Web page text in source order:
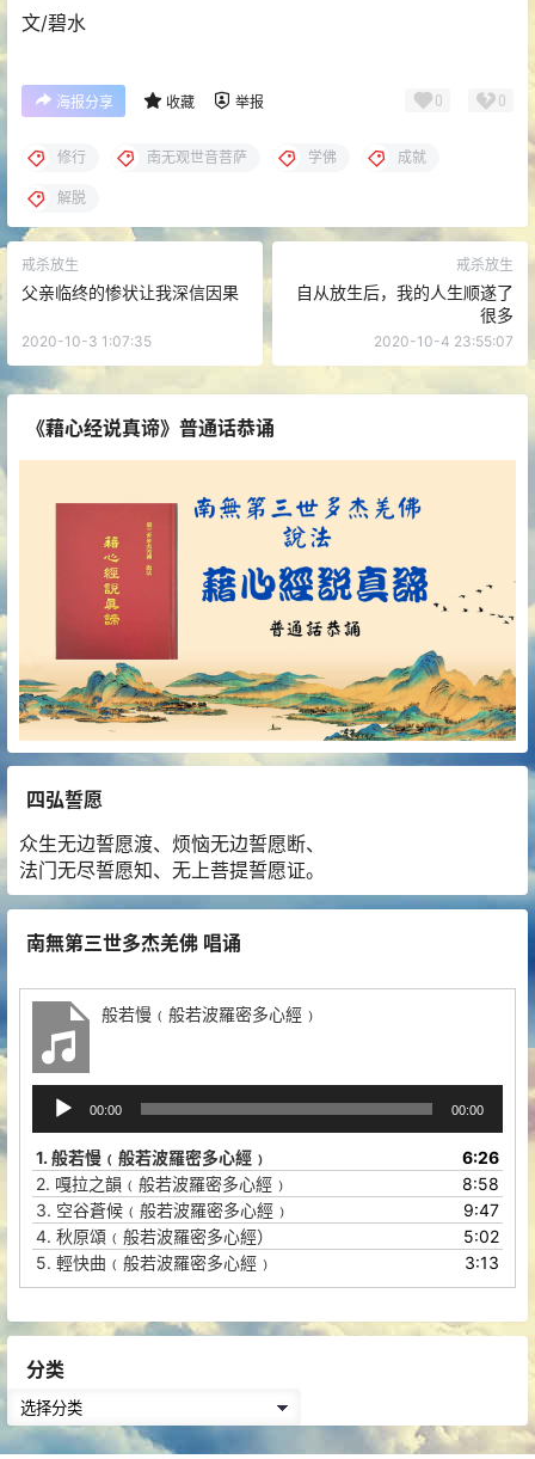
文/碧水
海报分享 收藏 举报 0 0
修行 南无观世音菩萨 学佛 成就
解脱
戒杀放生
父亲临终的惨状让我深信因果
2020-10-3 1:07:35
戒杀放生
自从放生后，我的人生顺遂了
很多
2020-10-4 23:55:07
《藉心经说真谛》普通话恭诵
四弘誓愿
众生无边誓愿渡、烦恼无边誓愿断、
法门无尽誓愿知、无上菩提誓愿证。
南無第三世多杰羌佛 唱诵
般若慢﹙般若波羅密多心經﹚
播
放
器
00:00 00:00
1. 般若慢﹙般若波羅密多心經﹚
6:26
2. 嘎拉之韻﹙般若波羅密多心經﹚
8:58
3. 空谷蒼候﹙般若波羅密多心經﹚
9:47
4. 秋原頌﹙般若波羅密多心經）
5:02
5. 輕快曲﹙般若波羅密多心經﹚ 3:13
分类
分
类